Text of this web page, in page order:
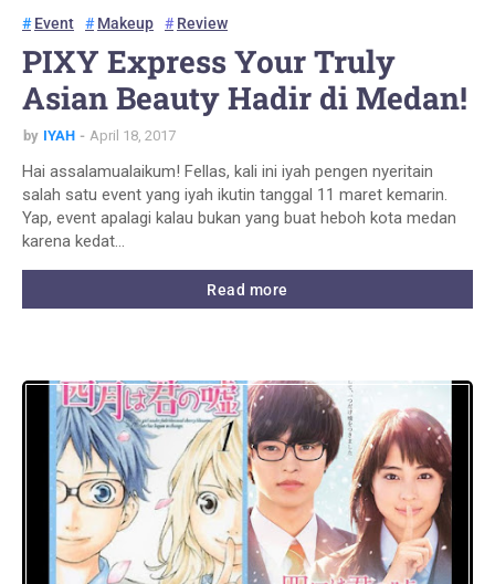
Event Makeup Review
PIXY Express Your Truly
Asian Beauty Hadir di Medan!
by IYAH April 18, 2017
Hai assalamualaikum! Fellas, kali ini iyah pengen nyeritain
salah satu event yang iyah ikutin tanggal 11 maret kemarin.
Yap, event apalagi kalau bukan yang buat heboh kota medan
karena kedat…
Read more